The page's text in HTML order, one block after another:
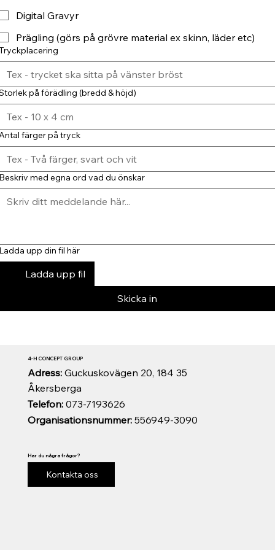
Digital Gravyr
Prägling (görs på grövre material ex skinn, läder etc)
på förädling (bredd & höjd)
färger på tryck
med egna ord vad du önskar
upp din fil här
Ladda upp fil
Skicka in
Organisationsnummer:556949-3090
Telefon:073-7193626
Adress: Guckuskovägen 20, 184 35
Åkersberga
4-H CONCEPT GROUP
Har du några frågor?
Kontakta oss